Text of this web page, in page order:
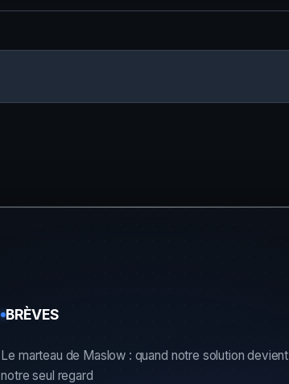
BRÈVES
Le marteau de Maslow : quand notre solution devient
notre seul regard